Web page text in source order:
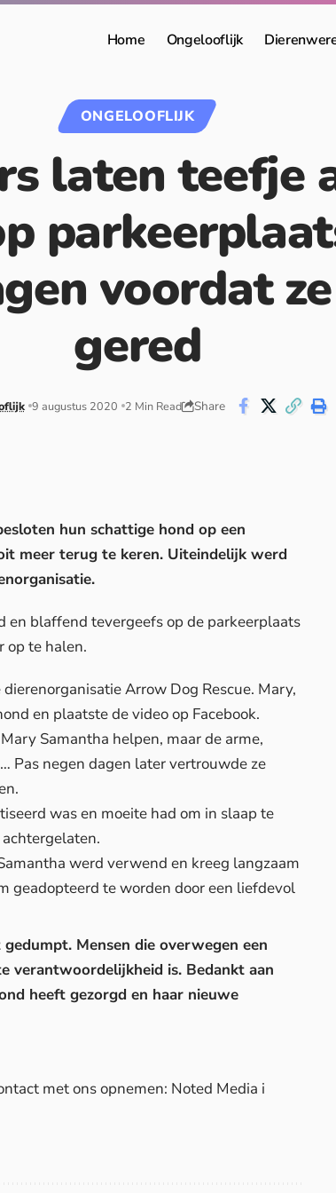
Home Ongelooflijk
ONGELOOFLIJK
laten teefje
voordat
gered
9 augustus 2020 2 Min Read Share
hun schattige hond op een
meer terug te keren. Uiteindelijk werd
en blaffend tevergeefs op de parkeerplaats
op te halen.
Arrow Dog Rescue. Mary,
en plaatste de video op Facebook.
Samantha helpen, maar de arme,
Pas negen dagen later vertrouwde ze
was en moeite had om in slaap te
werd verwend en kreeg langzaam
geadopteerd te worden door een liefdevol
Mensen die overwegen een
verantwoordelijkheid is. Bedankt aan
heeft gezorgd en haar nieuwe
met ons opnemen: Noted Media i